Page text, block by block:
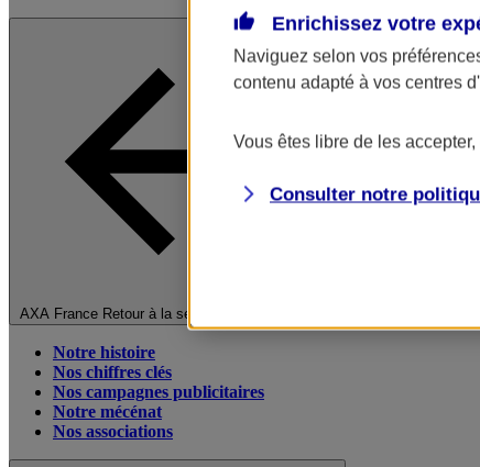
AXA France Retour à la section précédente
Notre histoire
Nos chiffres clés
Nos campagnes publicitaires
Notre mécénat
Nos associations
Enrichissez votre
Naviguez selon vos
contenu adapté à vos centres
Vous êtes libre de les
Consulter notre